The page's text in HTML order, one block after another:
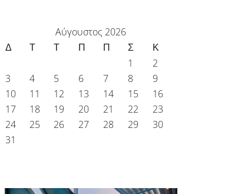
Αύγουστος 2026
Δ Τ Τ Π Π Σ Κ
1
2
3
4 5 6 7 8
9
10
11 12 13 14 15
16
17
18 19 20 21 22
23
24
25 26 27 28 29
30
31